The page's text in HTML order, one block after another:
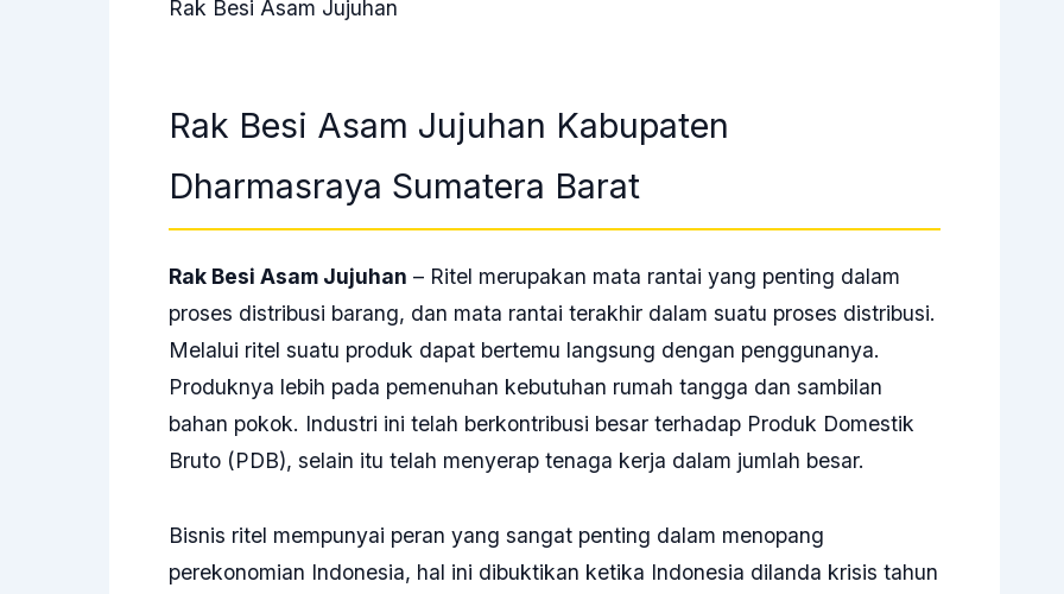
Rak Besi Asam Jujuhan
Rak Besi Asam Jujuhan Kabupaten
Dharmasraya Sumatera Barat
Rak Besi Asam Jujuhan – Ritel merupakan mata rantai yang penting dalam
proses distribusi barang, dan mata rantai terakhir dalam suatu proses distribusi.
Melalui ritel suatu produk dapat bertemu langsung dengan penggunanya.
Produknya lebih pada pemenuhan kebutuhan rumah tangga dan sambilan
bahan pokok. Industri ini telah berkontribusi besar terhadap Produk Domestik
Bruto (PDB), selain itu telah menyerap tenaga kerja dalam jumlah besar.
Bisnis ritel mempunyai peran yang sangat penting dalam menopang
perekonomian Indonesia, hal ini dibuktikan ketika Indonesia dilanda krisis tahun